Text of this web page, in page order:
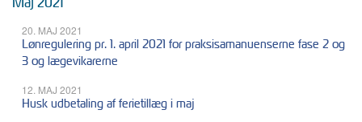
20. MAJ 2021
Lønregulering pr. 1. april 2021 for praksisamanuenserne fase 2 og
3 og lægevikarerne
12. MAJ 2021
Husk udbetaling af ferietillæg i maj